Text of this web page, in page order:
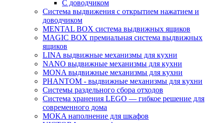
С доводчиком
Система выдвижения с открытием нажатием и
доводчиком
MENTAL BOX система выдвижных ящиков
MAGIC BOX премиальная система выдвижных
ящиков
LINA выдвижные механизмы для кухни
NANO выдвижные механизмы для кухни
MONA выдвижные механизмы для кухни
PHANTOM - выдвижные механизмы для кухни
Системы раздельного сбора отходов
Система хранения LEGO — гибкое решение для
современного дома
MOKA наполнение для шкафов